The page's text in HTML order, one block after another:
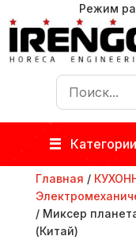
Режим
Категории
Главная /
/ Миксер
(Китай)